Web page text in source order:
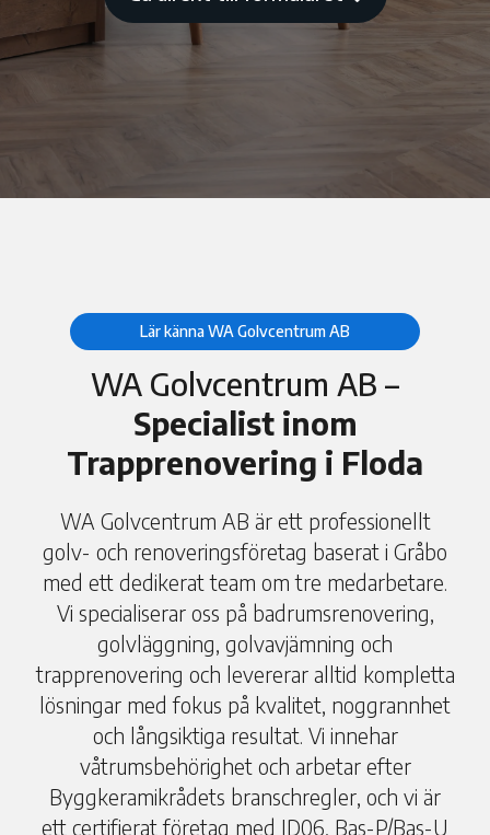
Lär känna WA Golvcentrum AB
WA Golvcentrum AB –
Specialist inom
Trapprenovering i Floda
WA Golvcentrum AB är ett professionellt
golv- och renoveringsföretag baserat i Gråbo
med ett dedikerat team om tre medarbetare.
Vi specialiserar oss på badrumsrenovering,
golvläggning, golvavjämning och
trapprenovering och levererar alltid kompletta
lösningar med fokus på kvalitet, noggrannhet
och långsiktiga resultat. Vi innehar
våtrumsbehörighet och arbetar efter
Byggkeramikrådets branschregler, och vi är
ett certifierat företag med ID06, Bas-P/Bas-U